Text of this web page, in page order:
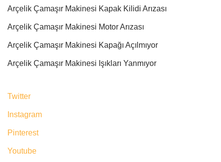
Arçelik Çamaşır Makinesi Kapak Kilidi Arızası
Arçelik Çamaşır Makinesi Motor Arızası
Arçelik Çamaşır Makinesi Kapağı Açılmıyor
Arçelik Çamaşır Makinesi Işıkları Yanmıyor
Twitter
Instagram
Pinterest
Youtube